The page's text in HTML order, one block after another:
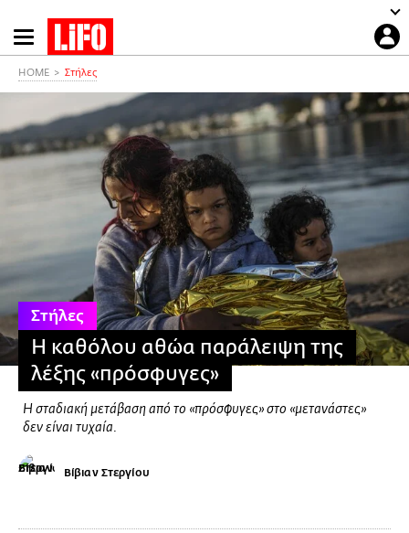
Παράκαμψη
προς
κυρίως
περιεχόμενο
HOME Στήλες
Στήλες
Η καθόλου αθώα παράλειψη της
λέξης «πρόσφυγες»
Η σταδιακή μετάβαση από το «πρόσφυγες» στο «μετανάστες»
δεν είναι τυχαία.
Βίβιαν Στεργίου